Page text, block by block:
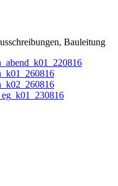
Bauleitung